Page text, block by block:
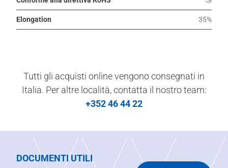
Elongation 35%
Tutti gli acquisti online vengono consegnati in
Italia. Per altre località, contatta il nostro team:
+352 46 44 22
DOCUMENTI UTILI